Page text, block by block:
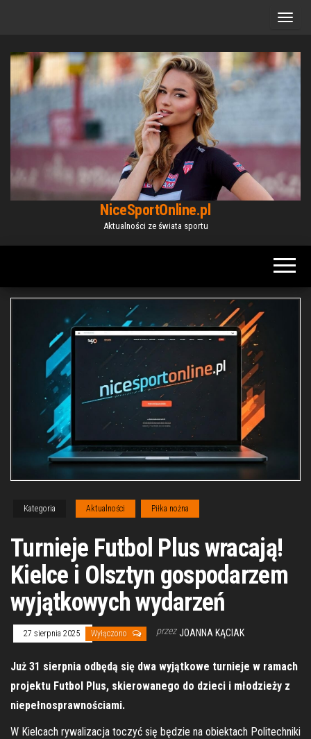
NiceSportOnline.pl
Aktualności ze świata sportu
Kategoria Aktualności Piłka nożna
Turnieje Futbol Plus wracają!
Kielce i Olsztyn gospodarzem
wyjątkowych wydarzeń
27 sierpnia 2025 Wyłączono przez JOANNA KĄCIAK
Już 31 sierpnia odbędą się dwa wyjątkowe turnieje w ramach
projektu Futbol Plus, skierowanego do dzieci i młodzieży z
niepełnosprawnościami.
W Kielcach rywalizacja toczyć się będzie na obiektach Politechniki